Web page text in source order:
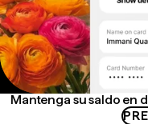
Mantenga su saldo en